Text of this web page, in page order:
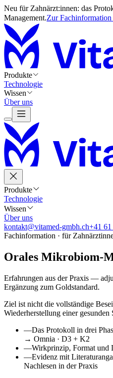
Neu für Zahnärzt:innen: das
Management.Zur
Produkte
Technologie
Wissen
Über uns
Produkte
Technologie
Wissen
Über uns
kontakt@vitamed-gmbh.ch+41 61
Fachinformation · für
Orales Mikrobiom-
Erfahrungen aus der Praxis —
Ergänzung zum Goldstandard.
Ziel ist nicht die vollständige
Wiederherstellung einer gesunden
—Das Protokoll in drei
→ Omnia · D3 + K2
—Wirkprinzip, Format und
—Evidenz mit
Nachlesen in der Praxis